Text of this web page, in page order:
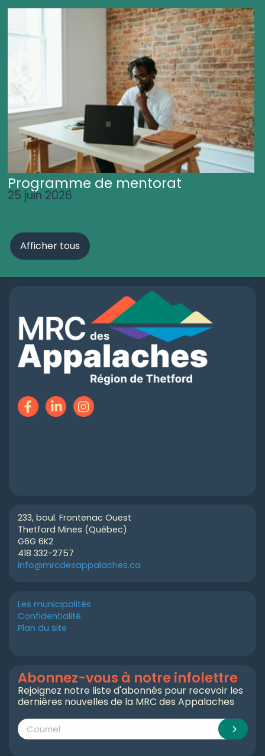
Programme de mentorat
25 juin 2026
Afficher tous
233, boul. Frontenac Ouest
Thetford Mines (Québec)
G6G 6K2
418 332-2757
info@mrcdesappalaches.ca
Les municipalités
Confidentialité
Plan du site
Abonnez-vous à notre infolettre
Rejoignez notre liste d'abonnés pour recevoir les
dernières nouvelles de la MRC des Appalaches